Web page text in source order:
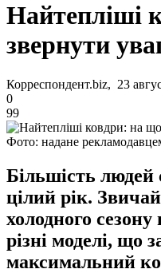
Найтепліші
звернути
Корреспондент.biz, 23
0
99
Фото: надане
Більшість людей
цілий рік.
холодного
різні моделі, що
максимальний